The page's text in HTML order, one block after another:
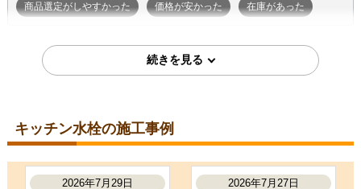
商品選定がしやすかった 価格が安かった 在庫があった
2026年3月25日
コメント
工事前後の説明、使い方の説明が丁
（ご本人様より）
キッチン水栓の施工事例
2026年7月29日 2026年7月27日